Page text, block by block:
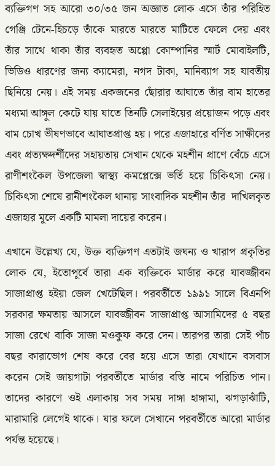
ব্যক্তিগণ সহ আরো ৩০/৩৫ জন অজ্ঞাত লোক এসে তাঁর পরিহিত
গেঞ্জি টেনে-হিচড়ে তাঁকে মারতে মারতে মাটিতে ফেলে দেয় এবং
তাঁর সাথে থাকা তাঁর ব্যবহৃত অপ্পো কোম্পানির স্মার্ট মোবাইলটি,
ভিডিও ধারণের জন্য ক্যামেরা, নগদ টাকা, মানিব্যাগ সহ যাবতীয়
ছিনিয়ে নেয়। এই সময় একজনের ছোঁরার আঘাতে তাঁর বাম হাতের
মধ্যমা আঙ্গুল কেটে যায় যাতে তিনটি সেলাইয়ের প্রয়োজন পড়ে এবং
বাম চোখ ভীষণভাবে আঘাতপ্রাপ্ত হয়। পরে এজাহারে বর্ণিত সাক্ষীদের
এবং প্রত্যক্ষদর্শীদের সহায়তায় সেখান থেকে মহশীন প্রাণে বেঁচে এসে
রাণীশংকৈল উপজেলা স্বাস্থ্য কমপ্লেক্সে ভর্তি হয়ে চিকিৎসা নেয়।
চিকিৎসা শেষে রানীশংকৈল থানায় সাংবাদিক মহশীন তাঁর দাখিলকৃত
এজাহার মূলে একটি মামলা দায়ের করেন।
এখানে উল্লেখ্য যে, উক্ত ব্যক্তিগণ এতটাই জঘন্য ও খারাপ প্রকৃতির
লোক যে, ইতোপূর্বে তারা এক ব্যক্তিকে মার্ডার করে যাবজ্জীবন
সাজাপ্রাপ্ত হইয়া জেল খেটেছিল। পরবর্তীতে ১৯৯১ সালে বিএনপি
সরকার ক্ষমতায় আসলে যাবজ্জীবন সাজাপ্রাপ্ত আসামিদের ৫ বছর
সাজা রেখে বাকি সাজা মওকুফ করে দেন। তারপর তারা সেই পাঁচ
বছর কারাভোগ শেষ করে বের হয়ে এসে তারা যেখানে বসবাস
করেন সেই জায়গাটা পরবর্তীতে মার্ডার বস্তি নামে পরিচিত পান।
তাদের কারণে ওই এলাকায় সব সময় দাঙ্গা হাঙ্গামা, ঝগড়াঝাঁটি,
মারামারি লেগেই থাকে। যার ফলে সেখানে পরবর্তীতে আরো মার্ডার
পর্যন্ত হয়েছে।